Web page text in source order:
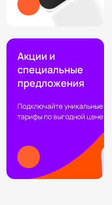
Акции и
специальные
предложения
Подключайте уникальные
тарифы по выгодной цене